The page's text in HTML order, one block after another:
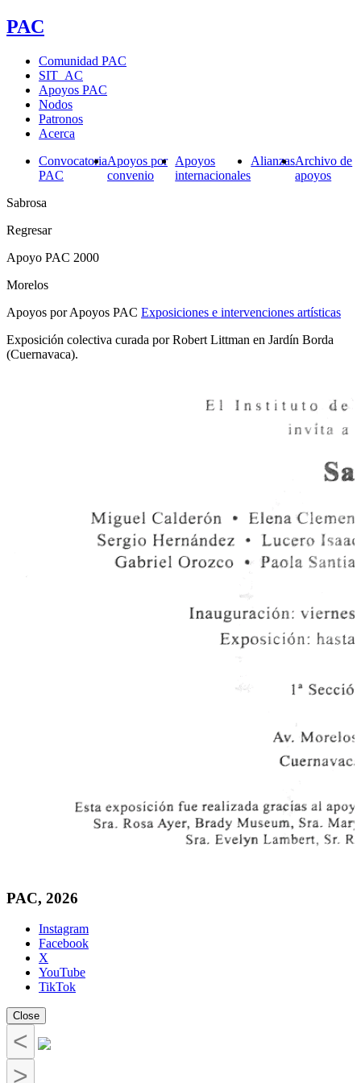
PAC
Comunidad PAC
SIT_AC
Apoyos PAC
Nodos
Patronos
Acerca
Convocatoria
PAC
Apoyos por
convenio
Apoyos
internacionales
AlianzasArchivo de
apoyos
Sabrosa
Regresar
Apoyo PAC 2000
Morelos
Apoyos por Apoyos PAC Exposiciones e intervenciones artísticas
Exposición colectiva curada por Robert Littman en Jardín Borda
(Cuernavaca).
PAC, 2026
Instagram
Facebook
X
YouTube
TikTok
Close
<
>